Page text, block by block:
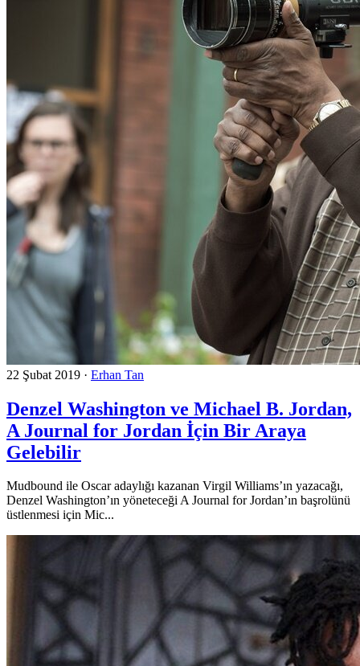
22 Şubat 2019 · Erhan Tan
Denzel Washington ve Michael B. Jordan,
A Journal for Jordan İçin Bir Araya
Gelebilir
Mudbound ile Oscar adaylığı kazanan Virgil Williams’ın yazacağı,
Denzel Washington’ın yöneteceği A Journal for Jordan’ın başrolünü
üstlenmesi için Mic...